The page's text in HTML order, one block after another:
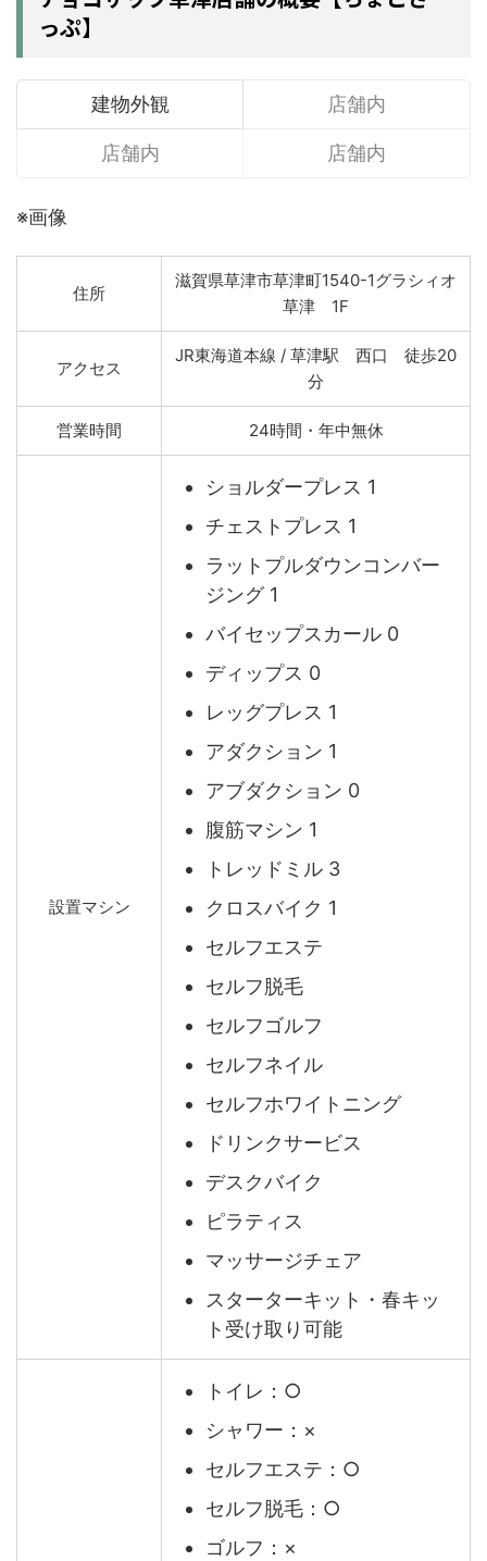
っぷ】
建物外観 店舗内
店舗内 店舗内
※画像
住所
滋賀県草津市草津町1540-1グラシィオ
草津 1F
アクセス
JR東海道本線 / 草津駅 西口 徒歩20
分
営業時間 24時間・年中無休
設置マシン
ショルダープレス 1
チェストプレス 1
ラットプルダウンコンバー
ジング 1
バイセップスカール 0
ディップス 0
レッグプレス 1
アダクション 1
アブダクション 0
腹筋マシン 1
トレッドミル 3
クロスバイク 1
セルフエステ
セルフ脱毛
セルフゴルフ
セルフネイル
セルフホワイトニング
ドリンクサービス
デスクバイク
ピラティス
マッサージチェア
スターターキット・春キッ
ト受け取り可能
トイレ：○
シャワー：×
セルフエステ：○
セルフ脱毛：○
ゴルフ：×